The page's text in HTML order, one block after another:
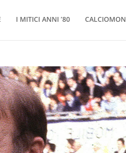
I MITICI ANNI ’80